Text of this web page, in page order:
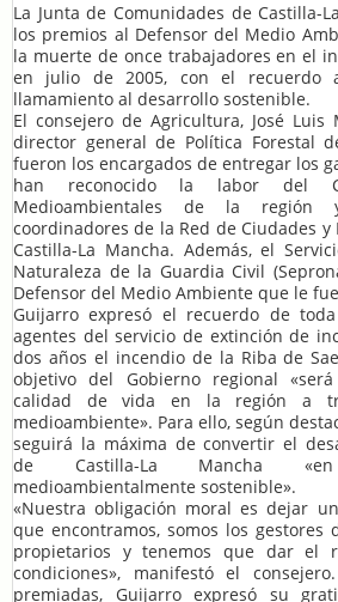
La Junta de Comunidades de Castilla-
los premios al Defensor del Medio
la muerte de once trabajadores en el
en julio de 2005, con el recuerdo
llamamiento al desarrollo sostenible.
El consejero de Agricultura, José
director general de Política Forestal
fueron los encargados de entregar los
han reconocido la labor del
Medioambientales de la
coordinadores de la Red de Ciudades y
Castilla-La Mancha. Además, el
Naturaleza de la Guardia Civil
Defensor del Medio Ambiente que le
Guijarro expresó el recuerdo de
agentes del servicio de extinción de
dos años el incendio de la Riba de
objetivo del Gobierno regional
calidad de vida en la región a
medioambiente». Para ello, según
seguirá la máxima de convertir el
de Castilla-La Mancha
medioambientalmente sostenible».
«Nuestra obligación moral es dejar
que encontramos, somos los gestores
propietarios y tenemos que dar el
condiciones», manifestó el
premiadas, Guijarro expresó su